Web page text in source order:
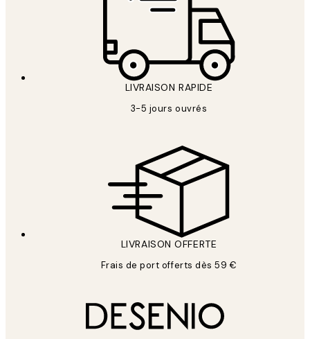
LIVRAISON RAPIDE
3-5 jours ouvrés
LIVRAISON OFFERTE
Frais de port offerts dès 59 €